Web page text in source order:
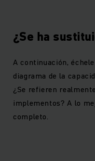
¿Se ha
A continuación,
diagrama de la
¿Se refieren
implementos? A lo
completo.